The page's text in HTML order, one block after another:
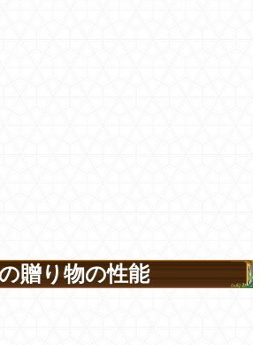
贈り物の性能